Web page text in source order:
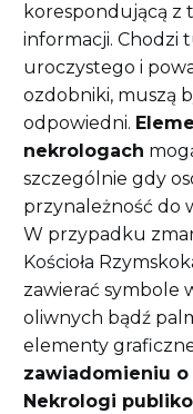
korespondującą z
informacji. Chodzi
uroczystego i
ozdobniki, muszą
odpowiedni.
nekrologach
szczególnie gdy
przynależność do
W przypadku
Kościoła
zawierać symbole
oliwnych bądź
elementy
zawiadomieniu
Nekrologi